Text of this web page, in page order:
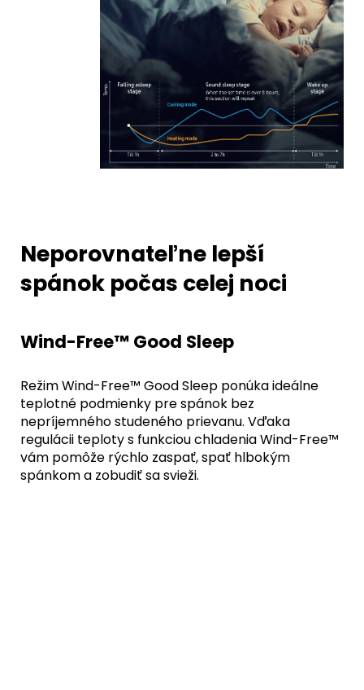
Neporovnateľne lepší
spánok počas celej noci
Wind-Free™ Good Sleep
Režim Wind-Free™ Good Sleep ponúka ideálne
teplotné podmienky pre spánok bez
nepríjemného studeného prievanu. Vďaka
regulácii teploty s funkciou chladenia Wind-Free™
vám pomôže rýchlo zaspať, spať hlbokým
spánkom a zobudiť sa svieži.